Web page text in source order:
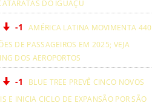
DO IGUAÇU
-1
AMÉRICA LATINA MOVIMENTA 440
DE PASSAGEIROS EM 2025; VEJA
DOS AEROPORTOS
-1
BLUE TREE PREVÊ CINCO NOVOS
E INICIA CICLO DE EXPANSÃO POR SÃO